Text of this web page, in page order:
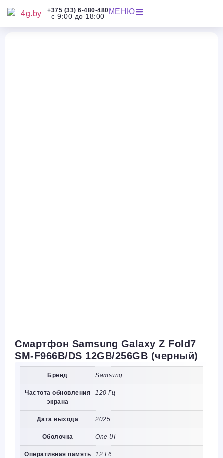
+375 (33) 6-480-480
с 9:00 до 18:00
МЕНЮ
Смартфон Samsung Galaxy Z Fold7
SM-F966B/DS 12GB/256GB (черный)
Бренд Samsung
Частота обновления
экрана
120 Гц
Дата выхода 2025
Оболочка One UI
Оперативная память 12 Гб